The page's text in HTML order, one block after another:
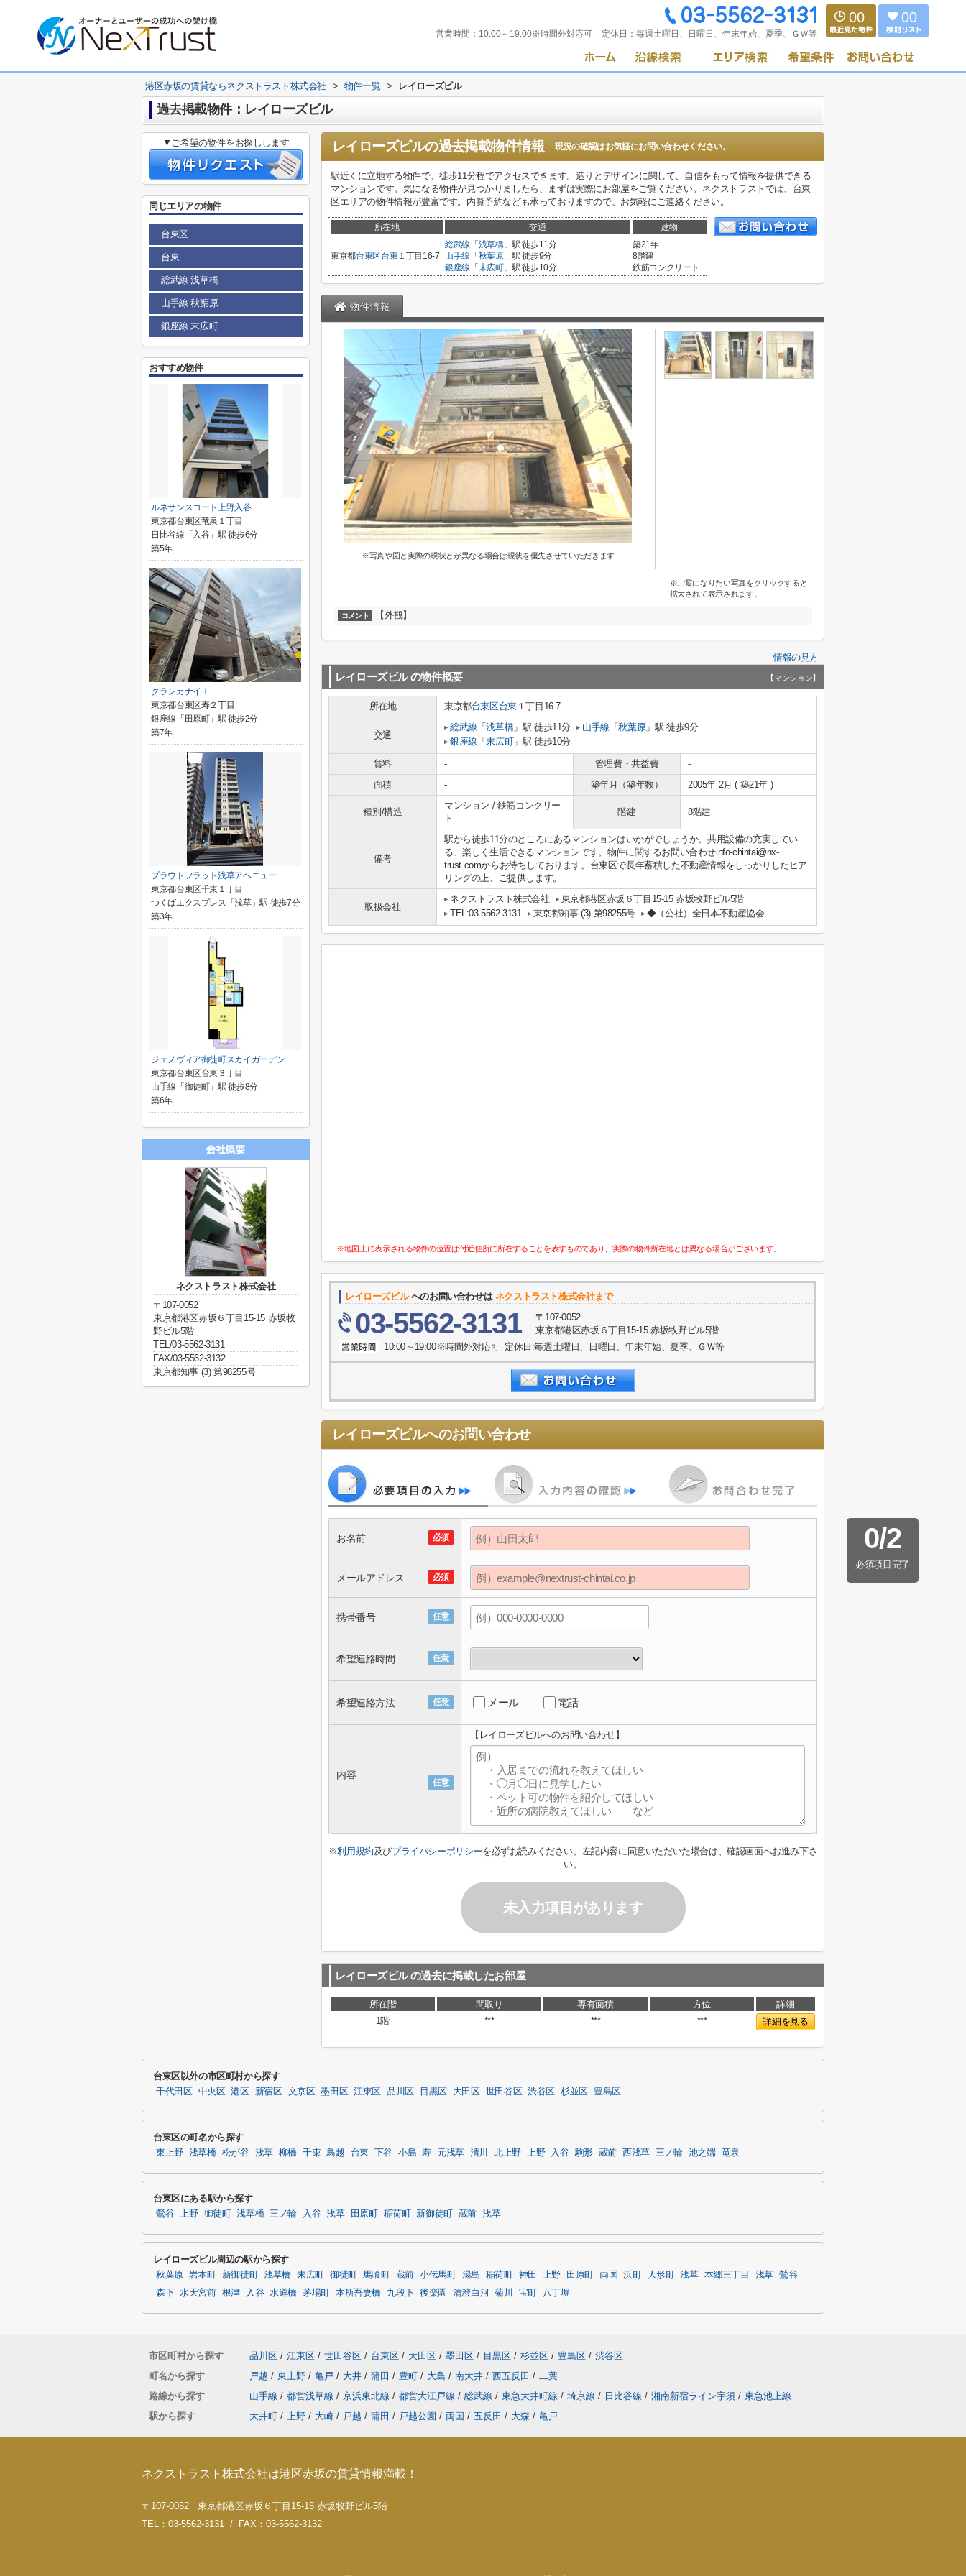
営業時間： 10:00～19:00※時間外対応可 定休日： 毎週土曜日、日曜日、年末年始、夏季、ＧＷ等
00 00
港区赤坂の賃貸ならネクストラスト株式会社 > 物件一覧 > レイローズビル
過去掲載物件：レイローズビル
レイローズビルの過去掲載物件情報 現況の確認はお気軽にお問い合わせください。
駅近くに立地する物件で、徒歩11分程でアクセスできます。造りとデザインに関して、自信をもって情報を提供できる
マンションです。気になる物件が見つかりましたら、まずは実際にお部屋をご覧ください。ネクストラストでは、台東
区エリアの物件情報が豊富です。内覧予約なども承っておりますので、お気軽にご連絡ください。
所在地 交通 建物
東京都台東区台東 １丁目16-7
総武線 「 浅草橋」駅 徒歩11分
山手線 「 秋葉原」駅 徒歩9分
銀座線 「 末広町」駅 徒歩10分
築21年
8階建
鉄筋コンクリート
物件情報
※写真や図と実際の現状とが異なる場合は現状を優先させていただきます
※ご覧になりたい写真をクリックすると
拡大されて表示されます。
コメント 【外観】
情報の見方
レイローズビルの物件概要 【マンション】
所在地 東京都台東区台東 １丁目16-7
交通
総武線 「浅草橋」駅 徒歩11分 山手線 「秋葉原」駅 徒歩9分
銀座線 「末広町」駅 徒歩10分
賃料 - 管理費・共益費
-
面積
- 築年月（築年数） 2005年 2月 ( 築21年 )
種別/構造
マンション / 鉄筋コンクリー
ト
階建 8階建
備考
駅から徒歩11分のところにあるマンションはいかがでしょうか。共用設備の充実してい
る、楽しく生活できるマンションです。物件に関するお問い合わせinfo-chintai@nx-
trust.comからお待ちしております。台東区で長年蓄積した不動産情報をしっかりしたヒア
リングの上、ご提供します。
取扱会社
ネクストラスト株式会社
東京都港区赤坂６丁目15-15 赤坂牧野ビル5階
TEL:03-5562-3131
東京都知事 (3) 第98255号 ◆（公社）全日本不動産協会
※地図上に表示される物件の位置は付近住所に所在することを表すものであり、実際の物件所在地とは異なる場合がございます。
レイローズビルへのお問い合わせは ネクストラスト株式会社まで
03-5562-3131
〒107-0052
東京都港区赤坂６丁目15-15 赤坂牧野ビル5階
10:00～19:00※時間外対応可 定休日:毎週土曜日、日曜日、年末年始、夏季、ＧＷ等
レイローズビルへのお問い合わせ
0/2
必須項目完了
必須
お名前
必須
メールアドレス
任意
携帯番号
任意
希望連絡時間
任意
希望連絡方法 メール 電話
任意
内容
【レイローズビルへのお問い合わせ】
※利用規約及びプライバシーポリシーを必ずお読みください。左記内容に同意いただいた場合は、確認画面へお進み下さ
い。
未入力項目があります
レイローズビルの過去に掲載したお部屋
所在階 間取り 専有面積 方位
詳細
1階
*** *** *** 詳細を見る
▼ご希望の物件をお探しします
同じエリアの物件
台東区
台東
総武線 浅草橋
山手線 秋葉原
銀座線 末広町
おすすめ物件
ルネサンスコート上野入谷
東京都台東区竜泉１丁目
日比谷線「入谷」駅 徒歩6分
築5年
クランカナイⅠ
東京都台東区寿２丁目
銀座線「田原町」駅 徒歩2分
築7年
プラウドフラット浅草アベニュー
東京都台東区千束１丁目
つくばエクスプレス「浅草」駅 徒歩7分
築3年
ジェノヴィア御徒町スカイガーデン
東京都台東区台東３丁目
山手線「御徒町」駅 徒歩8分
築6年
ネクストラスト株式会社
〒107-0052
東京都港区赤坂６丁目15-15 赤坂牧
野ビル5階
TEL/03-5562-3131
FAX/03-5562-3132
東京都知事 (3) 第98255号
台東区以外の市区町村から探す
千代田区 中央区 港区 新宿区 文京区 墨田区 江東区 品川区 目黒区 大田区 世田谷区 渋谷区 杉並区 豊島区
台東区の町名から探す
東上野 浅草橋 松が谷 浅草 柳橋 千束 鳥越 台東 下谷 小島 寿 元浅草 清川 北上野 上野 入谷 駒形 蔵前 西浅草 三ノ輪 池之端 竜泉
台東区にある駅から探す
鶯谷 上野 御徒町 浅草橋 三ノ輪 入谷 浅草 田原町 稲荷町 新御徒町 蔵前 浅草
レイローズビル周辺の駅から探す
秋葉原 岩本町 新御徒町 浅草橋 末広町 御徒町 馬喰町 蔵前 小伝馬町 湯島 稲荷町 神田 上野 田原町 両国 浜町 人形町 浅草 本郷三丁目 浅草 鶯谷
森下 水天宮前 根津 入谷 水道橋 茅場町 本所吾妻橋 九段下 後楽園 清澄白河 菊川 宝町 八丁堀
市区町村から探す 品川区 / 江東区 / 世田谷区 / 台東区 / 大田区 / 墨田区 / 目黒区 / 杉並区 / 豊島区 / 渋谷区
町名から探す
戸越 / 東上野 / 亀戸 / 大井 / 蒲田 / 豊町 / 大島 / 南大井 / 西五反田 / 二葉
路線から探す
山手線 / 都営浅草線 / 京浜東北線 / 都営大江戸線 / 総武線 / 東急大井町線 / 埼京線 / 日比谷線 / 湘南新宿ライン宇須 / 東急池上線
駅から探す
大井町 / 上野 / 大崎 / 戸越 / 蒲田 / 戸越公園 / 両国 / 五反田 / 大森 / 亀戸
ネクストラスト株式会社は港区赤坂の賃貸情報満載！
〒107-0052 東京都港区赤坂６丁目15-15 赤坂牧野ビル5階
TEL：03-5562-3131 / FAX：03-5562-3132